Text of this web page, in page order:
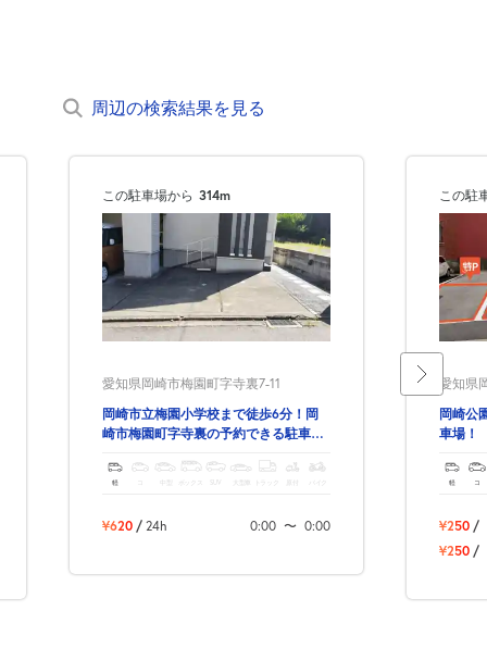
周辺の検索結果を見る
この駐車場から 314m
愛知県岡崎市梅園町字寺裏7-11
岡崎市立梅園小学校まで徒歩6分！岡
崎市梅園町字寺裏の予約できる駐車
軽 中型 ボックス SUV 大型車 トラック バイク
¥620 / 24h 0:00 〜 0:00
この駐
愛知県
岡崎公
車場！
軽 コ
¥250 /
¥250 /